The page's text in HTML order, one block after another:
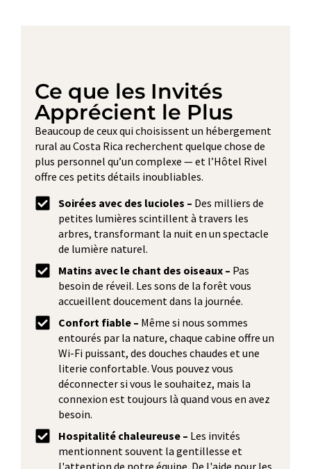
Ce que les Invités
Apprécient le Plus
Beaucoup de ceux qui choisissent un hébergement
rural au Costa Rica recherchent quelque chose de
plus personnel qu’un complexe — et l’Hôtel Rivel
offre ces petits détails inoubliables.
Soirées avec des lucioles – Des milliers de
petites lumières scintillent à travers les
arbres, transformant la nuit en un spectacle
de lumière naturel.
Matins avec le chant des oiseaux – Pas
besoin de réveil. Les sons de la forêt vous
accueillent doucement dans la journée.
Confort fiable – Même si nous sommes
entourés par la nature, chaque cabine offre un
Wi-Fi puissant, des douches chaudes et une
literie confortable. Vous pouvez vous
déconnecter si vous le souhaitez, mais la
connexion est toujours là quand vous en avez
besoin.
Hospitalité chaleureuse – Les invités
mentionnent souvent la gentillesse et
l'attention de notre équipe. De l'aide pour les